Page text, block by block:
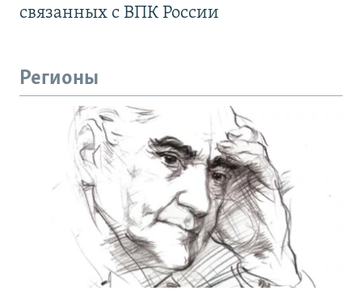
связанных с ВПК России
Регионы